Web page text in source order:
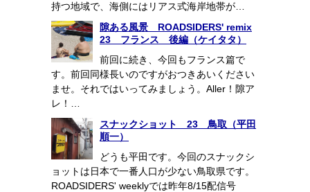
持つ地域で、海側にはリアス式海岸地帯が…
隙ある風景 ROADSIDERS' remix
23 フランス 後編（ケイタタ）
前回に続き、今回もフランス篇で
す。前回同様長いのですがおつきあいください
ませ。それではいってみましょう。Aller！隙ア
レ！…
スナックショット 23 鳥取（平田
順一）
どうも平田です。今回のスナックシ
ョットは日本で一番人口が少ない鳥取県です。
ROADSIDERS' weeklyでは昨年8/15配信号